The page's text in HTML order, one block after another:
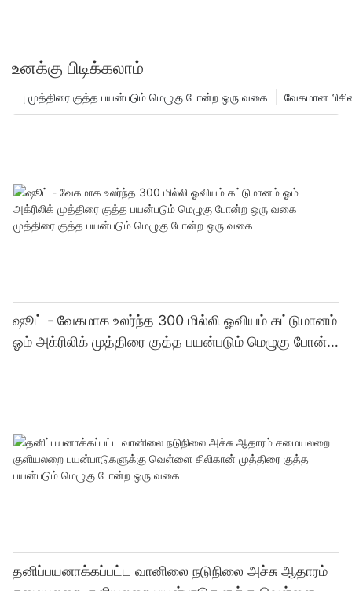
உனக்கு பிடிக்கலாம்
வேகமான
பு முத்திரை குத்த பயன்படும் மெழுகு போன்ற ஒரு வகை
ஷூட் - வேகமாக உலர்ந்த 300 மில்லி ஓவியம் கட்டுமானம்
ஓம் அக்ரிலிக் முத்திரை குத்த பயன்படும் மெழுகு போன்ற
ஒரு வகை முத்திரை குத்த பயன்படும் மெழுகு போன்ற
தனிப்பயனாக்கப்பட்ட வானிலை நடுநிலை அச்சு ஆதாரம்